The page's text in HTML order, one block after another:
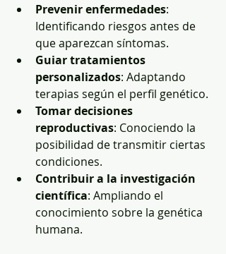
Prevenir enfermedades:
Identificando riesgos antes de
que aparezcan síntomas.
Guiar tratamientos
personalizados: Adaptando
terapias según el perfil genético.
Tomar decisiones
reproductivas: Conociendo la
posibilidad de transmitir ciertas
condiciones.
Contribuir a la investigación
científica: Ampliando el
conocimiento sobre la genética
humana.